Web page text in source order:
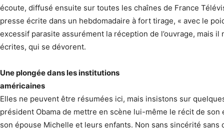
écoute, diffusé ensuite sur toutes les chaînes de France
presse écrite dans un hebdomadaire à fort tirage, « avec le
excessif parasite assurément la réception de l’ouvrage, mais
écrites, qui se dévorent.
Une plongée dans les institutions
américaines
Elles ne peuvent être résumées ici, mais insistons sur
président Obama de mettre en scène lui-même le récit de
son épouse Michelle et leurs enfants. Non sans sincérité